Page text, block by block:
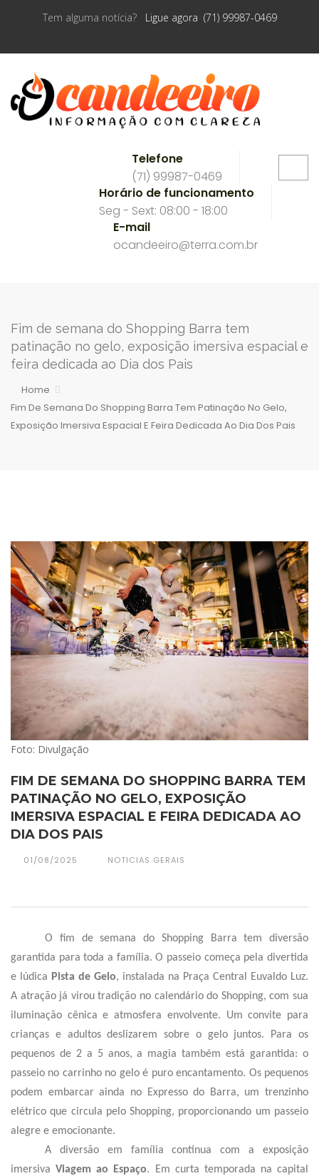
Tem alguma notícia? Ligue agora (71) 99987-0469
Telefone
(71) 99987-0469
Horário de funcionamento
Seg - Sext: 08:00 - 18:00
E-mail
ocandeeiro@terra.com.br
Fim de semana do Shopping Barra tem
patinação no gelo, exposição imersiva espacial e
feira dedicada ao Dia dos Pais
Home
Fim De Semana Do Shopping Barra Tem Patinação No Gelo,
Exposição Imersiva Espacial E Feira Dedicada Ao Dia Dos Pais
Foto: Divulgação
FIM DE SEMANA DO SHOPPING BARRA TEM
PATINAÇÃO NO GELO, EXPOSIÇÃO
IMERSIVA ESPACIAL E FEIRA DEDICADA AO
DIA DOS PAIS
01/08/2025 NOTICIAS GERAIS
O fim de semana do Shopping Barra tem diversão
garantida para toda a família. O passeio começa pela divertida
e lúdica Pista de Gelo, instalada na Praça Central Euvaldo Luz.
A atração já virou tradição no calendário do Shopping, com sua
iluminação cênica e atmosfera envolvente. Um convite para
crianças e adultos deslizarem sobre o gelo juntos. Para os
pequenos de 2 a 5 anos, a magia também está garantida: o
passeio no carrinho no gelo é puro encantamento. Os pequenos
podem embarcar ainda no Expresso do Barra, um trenzinho
elétrico que circula pelo Shopping, proporcionando um passeio
alegre e emocionante.
A diversão em família continua com a exposição
imersivaViagem ao Espaço. Em curta temporada na capital